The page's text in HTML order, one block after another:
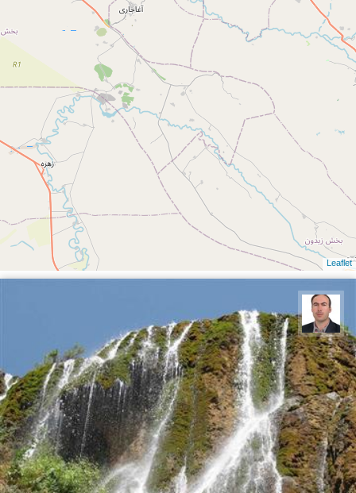
Leaflet
علیرضا مقدسی